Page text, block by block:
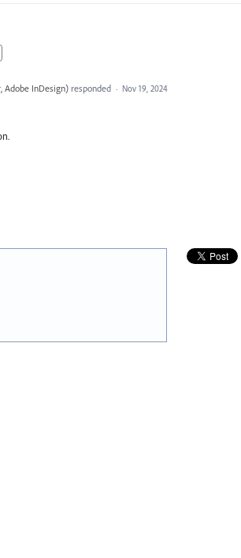
Adobe InDesign)responded · Nov 19, 2024